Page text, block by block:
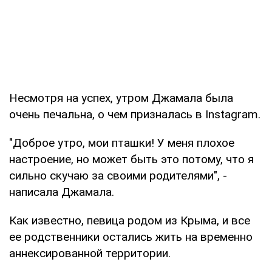
Несмотря на успех, утром Джамала была
очень печальна, о чем призналась в Instagram.
"Доброе утро, мои пташки! У меня плохое
настроение, но может быть это потому, что я
сильно скучаю за своими родителями", -
написала Джамала.
Как известно, певица родом из Крыма, и все
ее родственники остались жить на временно
аннексированной территории.